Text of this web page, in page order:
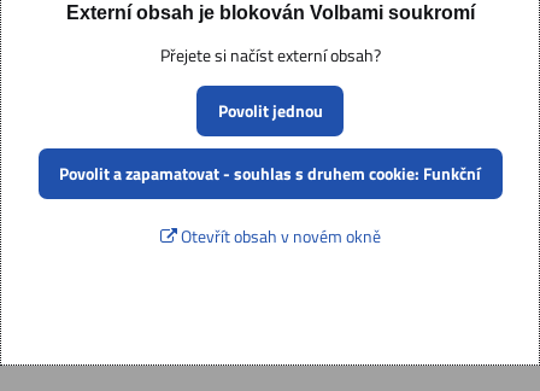
Externí obsah je blokován Volbami soukromí
Přejete si načíst externí obsah?
Povolit jednou
Povolit a zapamatovat - souhlas s druhem cookie: Funkční
Otevřít obsah v novém okně